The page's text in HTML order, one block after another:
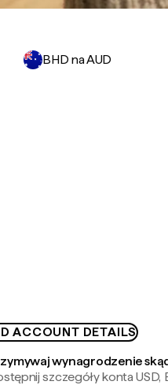
BHD na AUD
ACCOUNT DETAILS
wynagrodzenie
szczegóły konta USD,